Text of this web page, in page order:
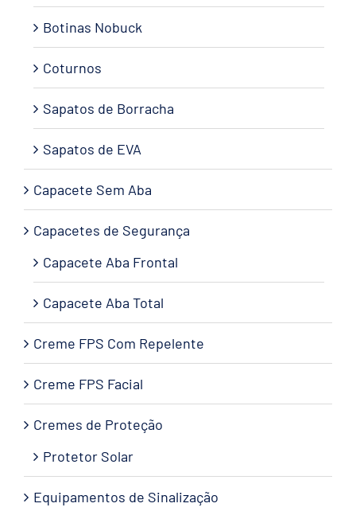
Botinas Nobuck
Coturnos
Sapatos de Borracha
Sapatos de EVA
Capacete Sem Aba
Capacetes de Segurança
Capacete Aba Frontal
Capacete Aba Total
Creme FPS Com Repelente
Creme FPS Facial
Cremes de Proteção
Protetor Solar
Equipamentos de Sinalização